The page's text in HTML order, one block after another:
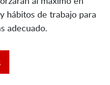
hábitos de trabajo para
adecuado.